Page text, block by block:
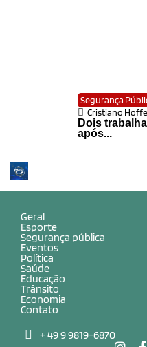
Segurança
Cristiano
Dois
após...
Geral
Esporte
Segurança pública
Eventos
Política
Saúde
Educação
Trânsito
Economia
Contato
+ 49 9 9819-6870